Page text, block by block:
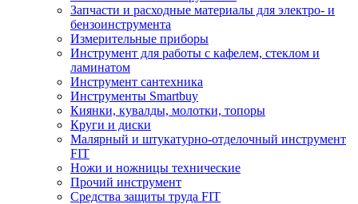
Запчасти и расходные материалы для электро- и
бензоинструмента
Измерительные приборы
Инструмент для работы с кафелем, стеклом и
ламинатом
Инструмент сантехника
Инструменты Smartbuy
Киянки, кувалды, молотки, топоры
Круги и диски
Малярный и штукатурно-отделочный инструмент
FIT
Ножи и ножницы технические
Прочий инструмент
Средства защиты труда FIT